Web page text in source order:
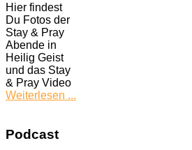
Hier findest
Du Fotos der
Stay & Pray
Abende in
Heilig Geist
und das Stay
& Pray Video
Weiterlesen ...
Podcast